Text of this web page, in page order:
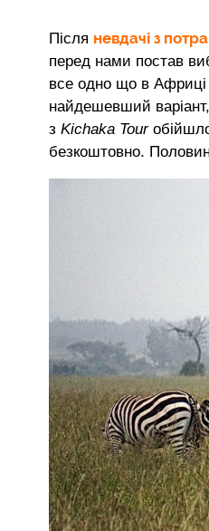
Після невдачі з
перед нами постав
все одно що в
найдешевший
з Kichaka Tour
безкоштовно.